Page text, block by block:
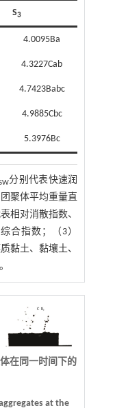
S3
4.0095Ba
4.3227Cab
4.7423Babc
4.9885Cbc
5.3976Bc
分别代表快速润
聚体平均重量直
相对消散指数、
合指数；（3）
黏土、黏壤土、
在同一时间下的
at the